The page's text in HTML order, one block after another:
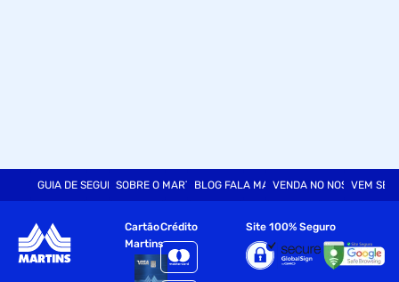
GUIA DE SEGURANÇASOBRE O MARTINSBLOG FALA MARTVENDA NO NOSSO SITE
VEM SER
Cartão
Martins
Crédito Site 100% Seguro